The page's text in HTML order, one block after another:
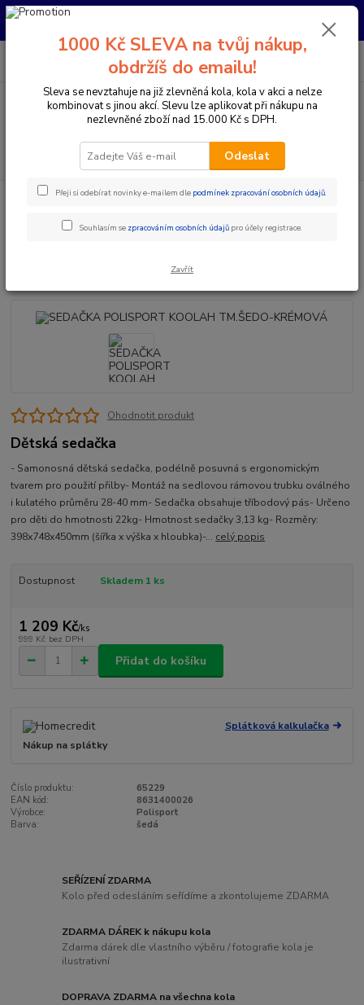
Pro nachystání kola / doplňků na prodejně si prosím zavolejte dopředu.
Menu
CZK
PO-PÁ 10:00-17:00 | SO: 9:00-12:00
Doplňky a helmy Dětské sedačky
SEDAČKA POLISPORT
TM.ŠEDO-KRÉMOVÁ
Ohodnotit produkt
Dětská sedačka
- Samonosná dětská sedačka, podélně posuvná s ergonomickým
tvarem pro použití přilby- Montáž na sedlovou rámovou trubku oválného
i kulatého průměru 28-40 mm- Sedačka obsahuje tříbodový pás- Určeno
pro děti do hmotnosti 22kg- Hmotnost sedačky 3,13 kg- Rozměry:
398x748x450mm (šířka x výška x hloubka)-... celý popis
Dostupnost Skladem 1 ks
1 209 Kč/ks
999 Kč bez DPH
Přidat do košíku
Splátková kalkulačka
Nákup na splátky
Číslo produktu:
65229
EAN kód:
8631400026
Výrobce:
Polisport
Barva:
šedá
SEŘÍZENÍ ZDARMA
Kolo před odesláním seřídíme a zkontolujeme ZDARMA
ZDARMA DÁREK k nákupu kola
Zdarma dárek dle vlastního výběru / fotografie kola je
ilustrativní
DOPRAVA ZDARMA na všechna kola
1000 Kč SLEVA na tvůj nákup,
obdržíš do emailu!
Sleva se nevztahuje na již zlevněná kola, kola v akci a nelze
kombinovat s jinou akcí. Slevu lze aplikovat při nákupu na
nezlevněné zboží nad 15.000 Kč s DPH.
Odeslat
Přeji si odebírat novinky e-mailem dle podmínek zpracování osobních údajů.
Souhlasím se zpracováním osobních údajů pro účely registrace.
Zavřít